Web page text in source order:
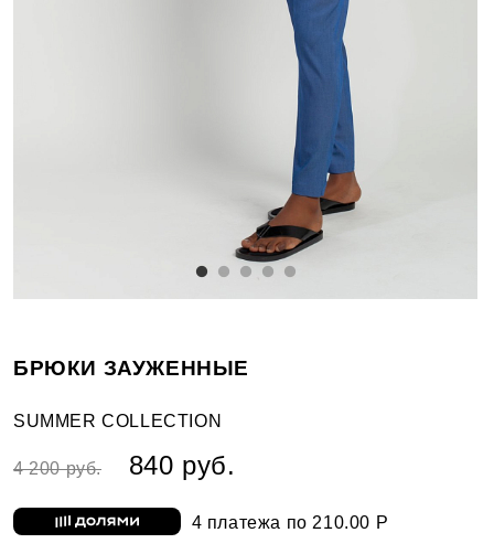
БРЮКИ ЗАУЖЕННЫЕ
SUMMER COLLECTION
4 200 руб. 840 руб.
4 платежа по 210.00 Р